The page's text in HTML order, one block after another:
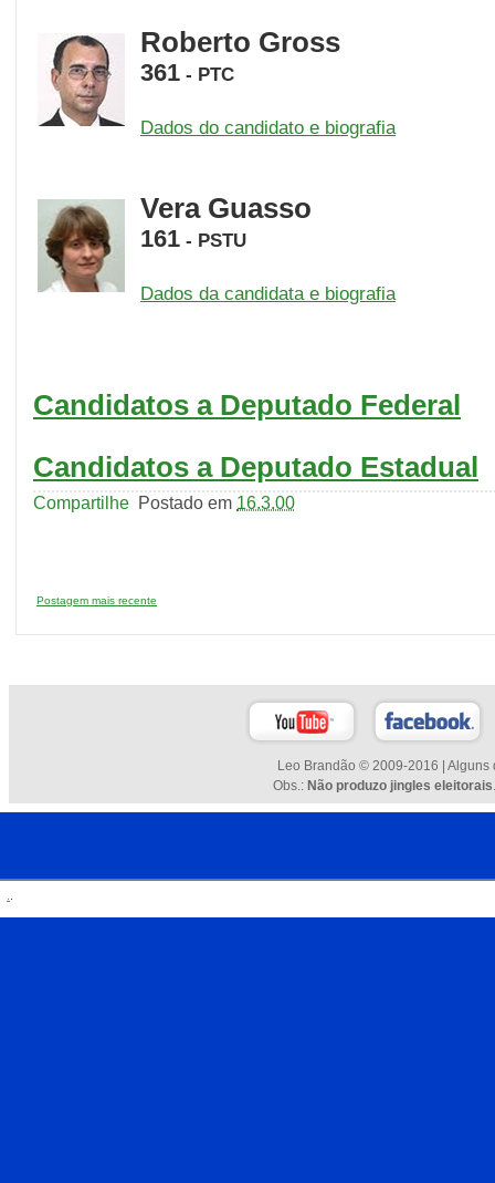
Roberto Gross
361 - PTC
Dados do candidato e biografia
Vera Guasso
161 - PSTU
Dados da candidata e biografia
Candidatos a Deputado Federal
Candidatos a Deputado Estadual
Compartilhe Postado em 16.3.00
Postagem mais recente
Leo Brandão © 2009-2016 |
Obs.: Não produzo jingles eleitorais